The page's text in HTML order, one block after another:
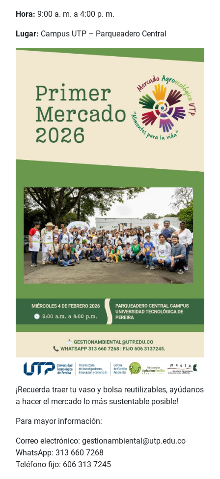
Hora: 9:00 a. m. a 4:00 p. m.
Lugar: Campus UTP – Parqueadero Central
¡Recuerda traer tu vaso y bolsa reutilizables, ayúdanos
a hacer el mercado lo más sustentable posible!
Para mayor información:
Correo electrónico: gestionambiental@utp.edu.co
WhatsApp: 313 660 7268
Teléfono fijo: 606 313 7245